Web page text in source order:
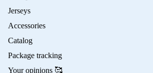
Jerseys
Accessories
Catalog
Package tracking
Your opinions 🥰